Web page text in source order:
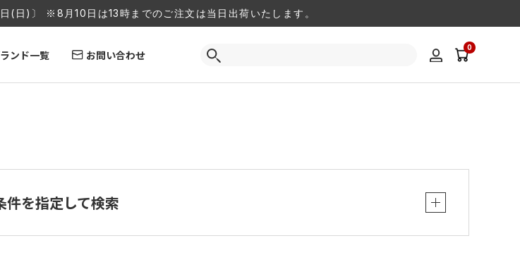
(日)〕 ※8月10日は13時までのご注文は当日出荷いたします。
ンド一覧 お問い合わせ
0
件を指定して検索